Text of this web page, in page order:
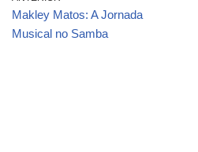
Makley Matos: A Jornada
Musical no Samba